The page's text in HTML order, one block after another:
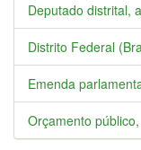
Deputado distrital,
Distrito Federal
Emenda
Orçamento